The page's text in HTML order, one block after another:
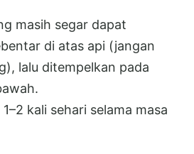
masih segar dapat
di atas api (jangan
lalu ditempelkan pada
kali sehari selama masa